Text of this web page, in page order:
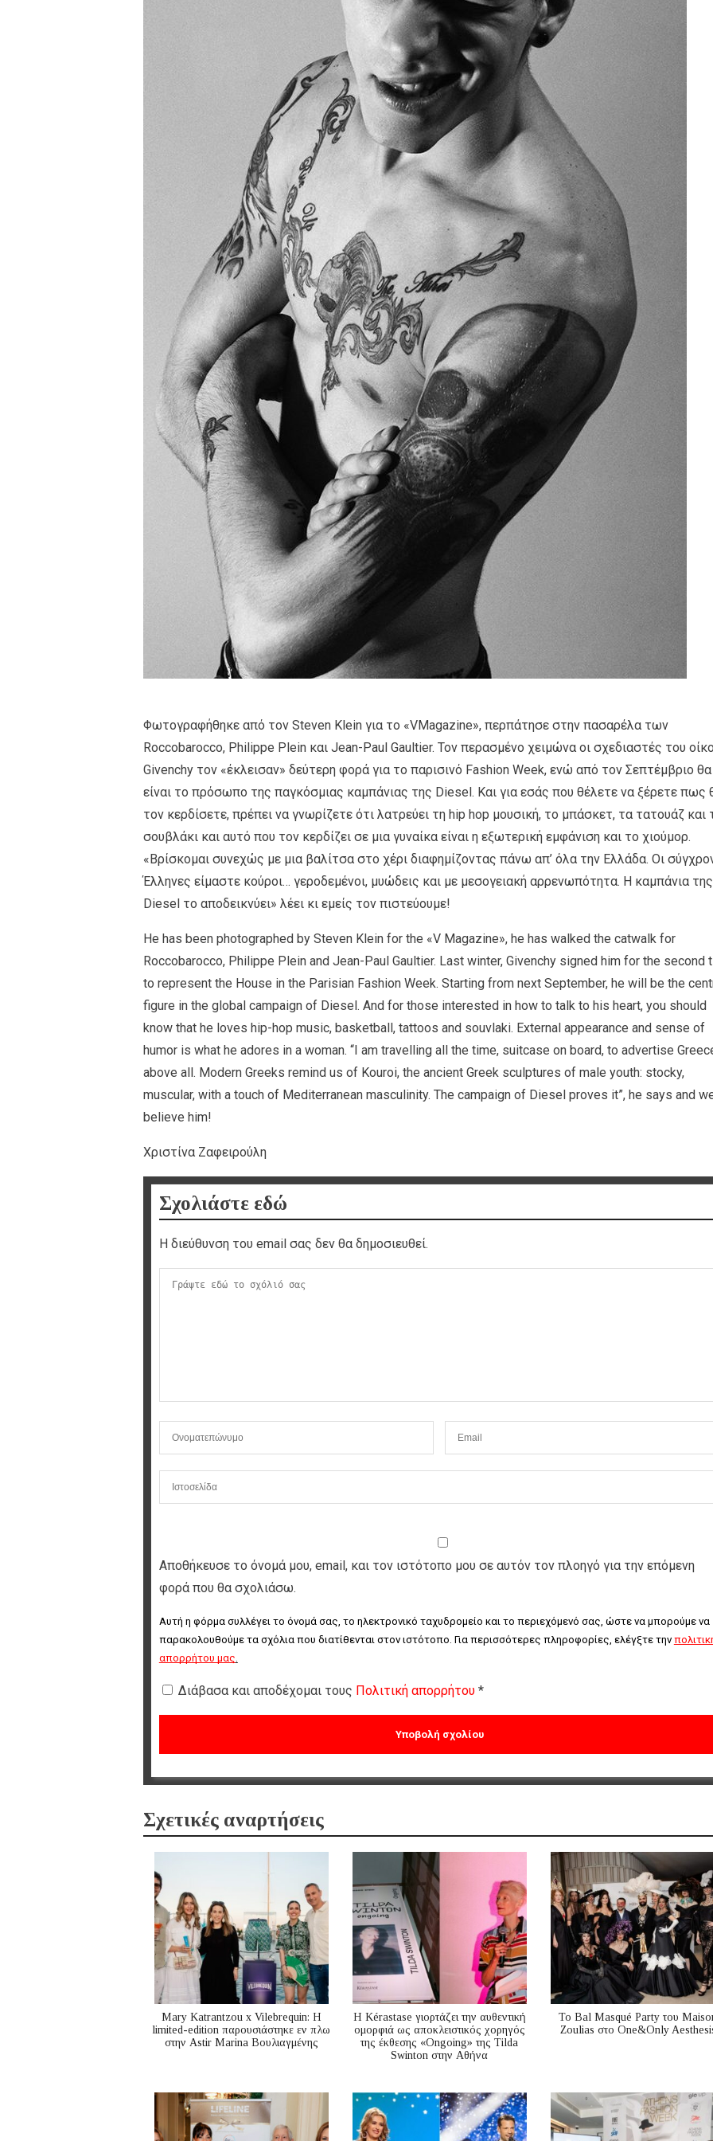
Φωτογραφήθηκε από τον Steven Klein για το «VMagazine», περπάτησε στην πασαρέλα των
Roccobarocco, Philippe Plein και Jean-Paul Gaultier. Τον περασμένο χειμώνα οι σχεδιαστές του
Givenchy τον «έκλεισαν» δεύτερη φορά για το παρισινό Fashion Week, ενώ από τον Σεπτέμβριο θα
είναι το πρόσωπο της παγκόσμιας καμπάνιας της Diesel. Και για εσάς που θέλετε να ξέρετε πως
τον κερδίσετε, πρέπει να γνωρίζετε ότι λατρεύει τη hip hop μουσική, το μπάσκετ, τα τατουάζ και
σουβλάκι και αυτό που τον κερδίζει σε μια γυναίκα είναι η εξωτερική εμφάνιση και το χιούμορ.
«Βρίσκομαι συνεχώς με μια βαλίτσα στο χέρι διαφημίζοντας πάνω απ’ όλα την Ελλάδα. Οι
Έλληνες είμαστε κούροι… γεροδεμένοι, μυώδεις και με μεσογειακή αρρενωπότητα. Η καμπάνια της
Diesel το αποδεικνύει» λέει κι εμείς τον πιστεύουμε!
He has been photographed by Steven Klein for the «V Magazine», he has walked the catwalk for
Roccobarocco, Philippe Plein and Jean-Paul Gaultier. Last winter, Givenchy signed him for the second
to represent the House in the Parisian Fashion Week. Starting from next September, he will be the
figure in the global campaign of Diesel. And for those interested in how to talk to his heart, you should
know that he loves hip-hop music, basketball, tattoos and souvlaki. External appearance and sense of
humor is what he adores in a woman. “I am travelling all the time, suitcase on board, to advertise
above all. Modern Greeks remind us of Kouroi, the ancient Greek sculptures of male youth: stocky,
muscular, with a touch of Mediterranean masculinity. The campaign of Diesel proves it”, he says and
believe him!
Χριστίνα Ζαφειρούλη
Σχολιάστε εδώ
Η διεύθυνση του email σας δεν θα δημοσιευθεί.
Αποθήκευσε το όνομά μου, email, και τον ιστότοπο μου σε αυτόν τον πλοηγό για την επόμενη
φορά που θα σχολιάσω.
Αυτή η φόρμα συλλέγει το όνομά σας, το ηλεκτρονικό ταχυδρομείο και το περιεχόμενό σας, ώστε να μπορούμε να
παρακολουθούμε τα σχόλια που διατίθενται στον ιστότοπο. Για περισσότερες πληροφορίες, ελέγξτε την
απορρήτου μας.
Διάβασα και αποδέχομαι τους Πολιτική απορρήτου *
Σχετικές αναρτήσεις
Mary Katrantzou x Vilebrequin: Η
limited-edition παρουσιάστηκε εν πλω
στην Astir Marina Βουλιαγμένης
Η Kérastase γιορτάζει την αυθεντική
ομορφιά ως αποκλειστικός χορηγός
της έκθεσης «Ongoing» της Tilda
Swinton στην Αθήνα
Το Bal Masqué Party του
Zoulias στο One&Only